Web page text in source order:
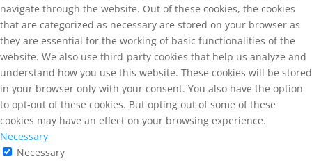
navigate through the website. Out of these cookies, the cookies
that are categorized as necessary are stored on your browser as
they are essential for the working of basic functionalities of the
website. We also use third-party cookies that help us analyze and
understand how you use this website. These cookies will be stored
in your browser only with your consent. You also have the option
to opt-out of these cookies. But opting out of some of these
cookies may have an effect on your browsing experience.
Necessary
Necessary